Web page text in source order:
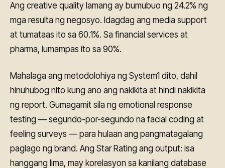
Ang creative quality lamang ay bumubuo ng 24.2% ng
mga resulta ng negosyo. Idagdag ang media support
at tumataas ito sa 60.1%. Sa financial services at
pharma, lumampas ito sa 90%.
Mahalaga ang metodolohiya ng System1 dito, dahil
hinuhubog nito kung ano ang nakikita at hindi nakikita
ng report. Gumagamit sila ng emotional response
testing — segundo-por-segundo na facial coding at
feeling surveys — para hulaan ang pangmatagalang
paglago ng brand. Ang Star Rating ang output: isa
hanggang lima, may korelasyon sa kanilang database